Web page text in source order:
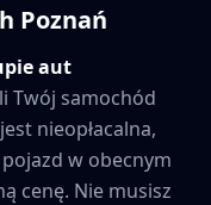
Poznań
aut
Twój samochód
nieopłacalna,
w obecnym
cenę. Nie musisz